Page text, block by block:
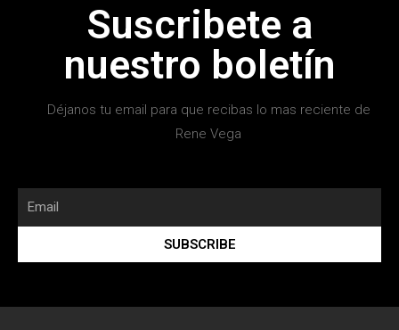
Suscribete a
nuestro boletín
Déjanos tu email para que recibas lo mas reciente de
Rene Vega
SUBSCRIBE